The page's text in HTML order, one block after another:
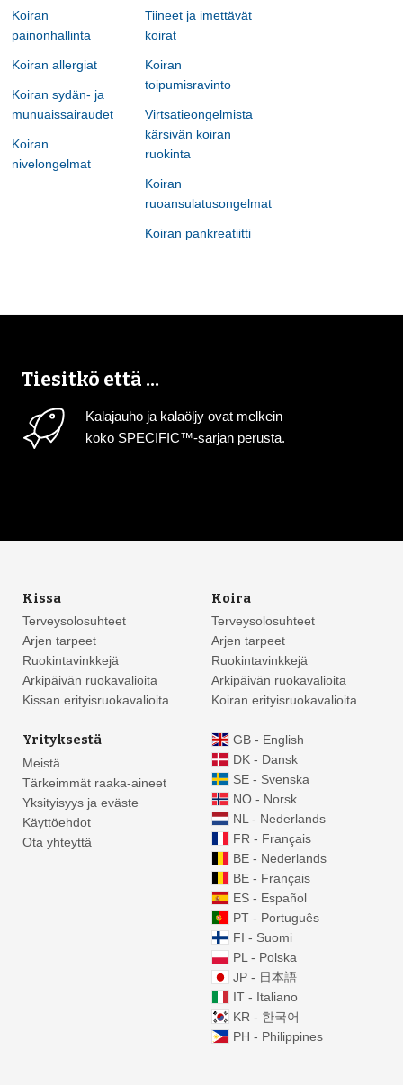
54
Koiran
painonhallinta
Koiran allergiat
Koiran sydän- ja
munuaissairaudet
Koiran
nivelongelmat
Tiineet ja imettävät
koirat
Koiran
toipumisravinto
Virtsatieongelmista
kärsivän koiran
ruokinta
Koiran
ruoansulatusongelmat
Koiran pankreatiitti
Tiesitkö että ...
Kalajauho ja kalaöljy ovat melkein
koko SPECIFIC™-sarjan perusta.
Kissa
Terveysolosuhteet
Arjen tarpeet
Ruokintavinkkejä
Arkipäivän ruokavalioita
Kissan erityisruokavalioita
Koira
Terveysolosuhteet
Arjen tarpeet
Ruokintavinkkejä
Arkipäivän ruokavalioita
Koiran erityisruokavalioita
Yrityksestä
Meistä
Tärkeimmät raaka-aineet
Yksityisyys ja eväste
Käyttöehdot
Ota yhteyttä
GB - English
DK - Dansk
SE - Svenska
NO - Norsk
NL - Nederlands
FR - Français
BE - Nederlands
BE - Français
ES - Español
PT - Português
FI - Suomi
PL - Polska
JP - 日本語
IT - Italiano
KR - 한국어
PH - Philippines